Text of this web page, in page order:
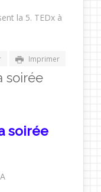
la 5. TEDx à
Imprimer
soirée
soirée